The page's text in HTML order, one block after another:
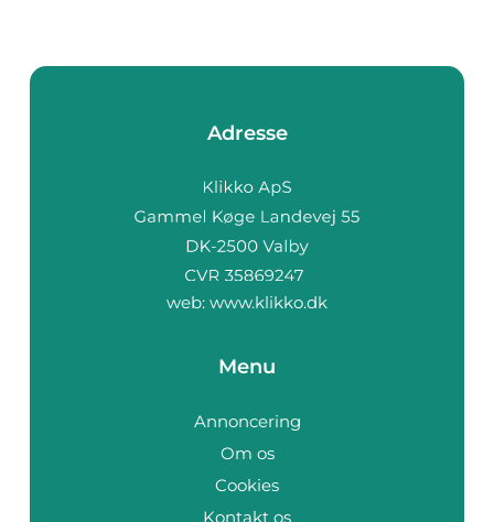
Adresse
web: www.klikko.dk
Menu
Annoncering
Om os
Cookies
Kontakt os